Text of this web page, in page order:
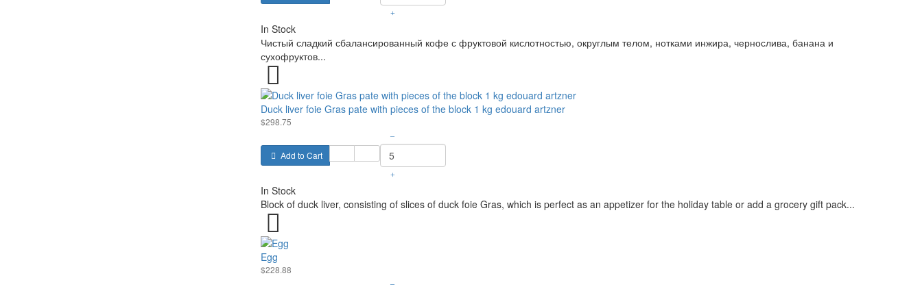
+
In Stock
Чистый сладкий сбалансированный кофе с фруктовой кислотностью, округлым телом, нотками инжира, чернослива, банана и
сухофруктов...
Duck liver foie Gras pate with pieces of the block 1 kg edouard artzner
$298.75
Add to Cart
–
+
In Stock
Block of duck liver, consisting of slices of duck foie Gras, which is perfect as an appetizer for the holiday table or add a grocery gift pack...
Egg
$228.88
–